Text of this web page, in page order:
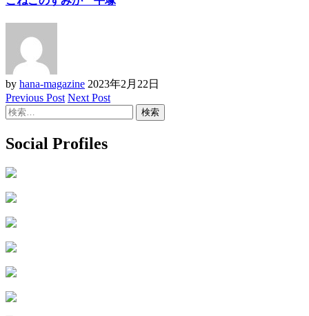
by hana-magazine 2023年2月22日
Previous Post Next Post
検
Social Profiles